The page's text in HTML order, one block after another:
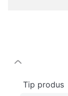
Tip produs